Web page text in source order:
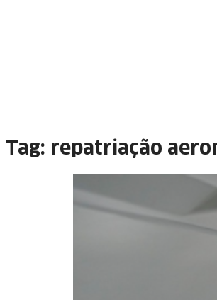
Tag: repatriação